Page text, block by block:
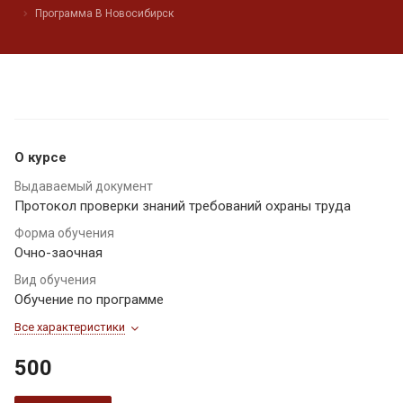
Программа В Новосибирск
О курсе
Выдаваемый документ
Протокол проверки знаний требований охраны труда
Форма обучения
Очно-заочная
Вид обучения
Обучение по программе
Все характеристики
500